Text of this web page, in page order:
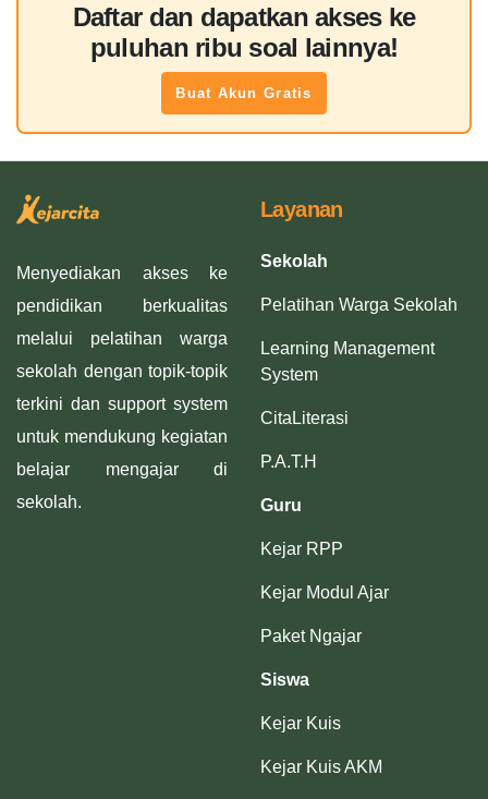
Daftar dan dapatkan akses ke
puluhan ribu soal lainnya!
Buat Akun Gratis
Menyediakan akses ke
pendidikan berkualitas
melalui pelatihan warga
sekolah dengan topik-topik
terkini dan support system
untuk mendukung kegiatan
belajar mengajar di
sekolah.
Layanan
Sekolah
Pelatihan Warga Sekolah
Learning Management
System
CitaLiterasi
P.A.T.H
Guru
Kejar RPP
Kejar Modul Ajar
Paket Ngajar
Siswa
Kejar Kuis
Kejar Kuis AKM